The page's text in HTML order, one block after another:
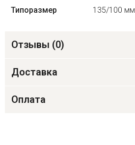
Типоразмер 135/100 мм
Отзывы (0)
Доставка
Оплата